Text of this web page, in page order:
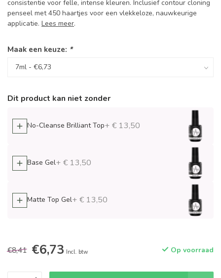
consistentie voor felle, intense kleuren. Inclusief contour cloning
penseel met 450 haartjes voor een vlekkeloze, nauwkeurige
applicatie. Lees meer.
Maak een keuze: *
Dit product kan niet zonder
No-Cleanse Brilliant Top+ € 13,50
Base Gel+ € 13,50
Matte Top Gel+ € 13,50
€8,41 €6,73 Incl. btw Op voorraad